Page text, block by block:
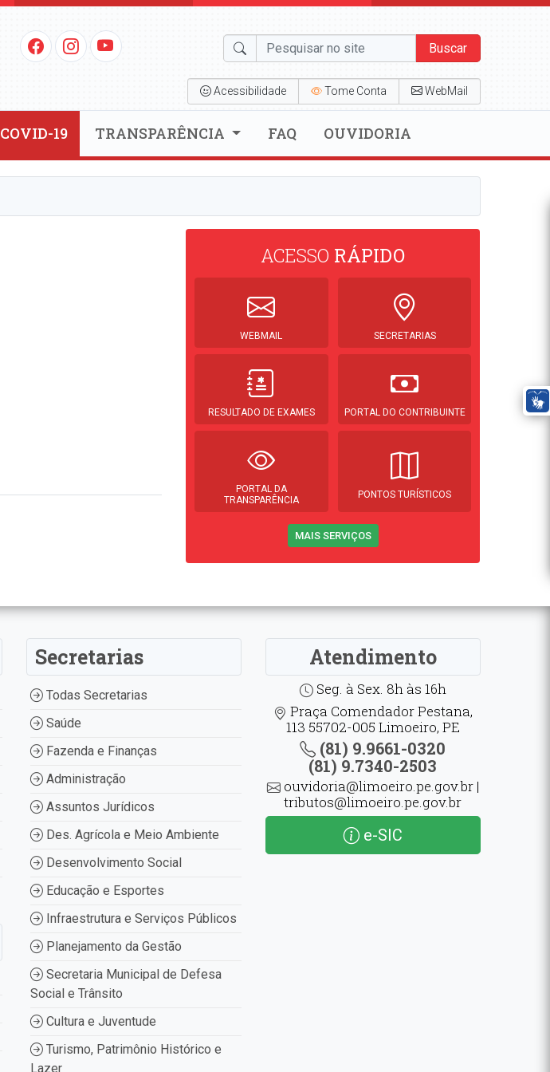
Buscar
Acessibilidade Tome Conta WebMail
COVID-19 TRANSPARÊNCIA FAQ OUVIDORIA
ACESSO RÁPIDO
WEBMAIL SECRETARIAS
RESULTADO DE EXAMES PORTAL DO CONTRIBUINTE
PORTAL DA
TRANSPARÊNCIA
PONTOS TURÍSTICOS
MAIS SERVIÇOS
Secretarias
Todas Secretarias
Saúde
Fazenda e Finanças
Administração
Assuntos Jurídicos
Des. Agrícola e Meio Ambiente
Desenvolvimento Social
Educação e Esportes
Infraestrutura e Serviços Públicos
Planejamento da Gestão
Secretaria Municipal de Defesa
Social e Trânsito
Cultura e Juventude
Turismo, Patrimônio Histórico e
Lazer
Atendimento
Seg. à Sex. 8h às 16h
Praça Comendador Pestana,
113 55702-005 Limoeiro, PE
(81) 9.9661-0320
(81) 9.7340-2503
ouvidoria@limoeiro.pe.gov.br |
tributos@limoeiro.pe.gov.br
e-SIC